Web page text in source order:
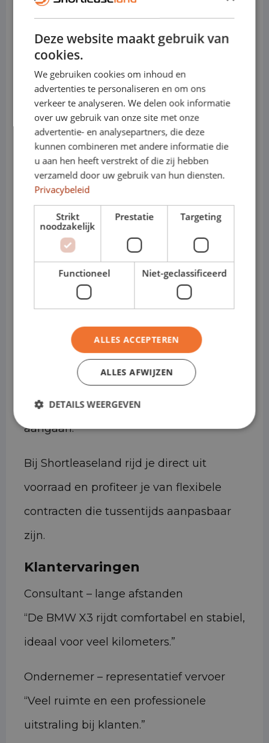
• Interieur: BMW iDrive infotainment en
Waarom de BMW X3 ideaal is
voor shortlease
• Representatieve uitstraling met
sportief karakter
• Ruim en comfortabel interieur
• Zeer geschikt voor lange afstanden
• Efficiënte en krachtige motoren
• Beschikbaar als benzine, diesel en
plug-in hybride
Shortlease 1–12 maanden
Shortlease is ideaal wanneer je tijdelijk
vervoer nodig hebt, een overbrugging
zoekt, flexibel wilt blijven of geen
langdurige leaseverplichtingen wilt
aangaan.
Bij Shortleaseland rijd je direct uit
voorraad en profiteer je van flexibele
contracten die tussentijds aanpasbaar
zijn.
Klantervaringen
Consultant – lange afstanden
“De BMW X3 rijdt comfortabel en stabiel,
ideaal voor veel kilometers.”
Ondernemer – representatief vervoer
“Veel ruimte en een professionele
uitstraling bij klanten.”
Deze website maakt gebruik van
cookies.
We gebruiken cookies om inhoud en
advertenties te personaliseren en om ons
verkeer te analyseren. We delen ook informatie
over uw gebruik van onze site met onze
advertentie- en analysepartners, die deze
kunnen combineren met andere informatie die
u aan hen heeft verstrekt of die zij hebben
verzameld door uw gebruik van hun diensten.
Privacybeleid
Strikt
noodzakelijk
Prestatie Targeting
Functioneel Niet-geclassificeerd
ALLES ACCEPTEREN
ALLES AFWIJZEN
DETAILS WEERGEVEN